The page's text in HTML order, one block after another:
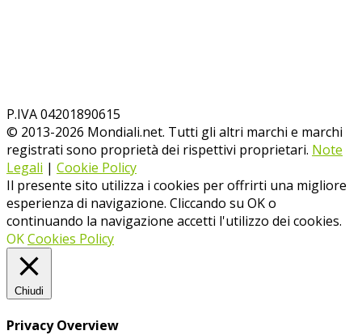
P.IVA 04201890615
© 2013-2026 Mondiali.net. Tutti gli altri marchi e marchi
registrati sono proprietà dei rispettivi proprietari. Note
Legali | Cookie Policy
Il presente sito utilizza i cookies per offrirti una migliore
esperienza di navigazione. Cliccando su OK o
continuando la navigazione accetti l'utilizzo dei cookies.
OKCookies Policy
Chiudi
Privacy Overview